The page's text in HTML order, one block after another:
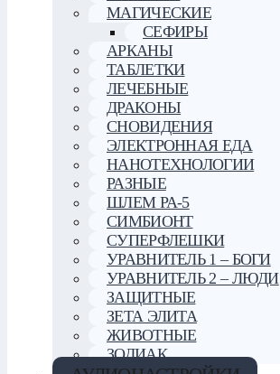
МАГИЧЕСКИЕ
СЕФИРЫ
АРКАНЫ
ТАБЛЕТКИ
ЛЕЧЕБНЫЕ
ДРАКОНЫ
СНОВИДЕНИЯ
ЭЛЕКТРОННАЯ ЕДА
НАНОТЕХНОЛОГИИ
РАЗНЫЕ
ШЛЕМ РА-5
СИМБИОНТ
СУПЕРФЛЕШКИ
УРАВНИТЕЛЬ 1 – БОГИ
УРАВНИТЕЛЬ 2 – ЛЮДИ
ЗАЩИТНЫЕ
ЗЕТА ЭЛИТА
ЖИВОТНЫЕ
ЗОДИАК